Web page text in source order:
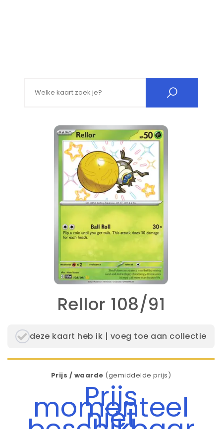
Rellor 108/91
deze kaart heb ik | voeg toe aan collectie
Prijs / waarde (gemiddelde prijs)
Prijs
momenteel
niet